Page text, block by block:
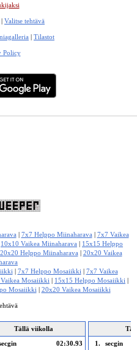
| Valitse tehtävä
| Tilastot
Policy
| 7x7 Helppo Miinaharava | 7x7 Vaikea
10x10 Vaikea Miinaharava | 15x15 Helppo
20x20 Helppo Miinaharava | 20x20 Vaikea
| 7x7 Helppo Mosaiikki | 7x7 Vaikea
Mosaiikki | 15x15 Helppo Mosaiikki |
Mosaiikki | 20x20 Vaikea Mosaiikki
Tällä viikolla
02:30.93
1.
secgin